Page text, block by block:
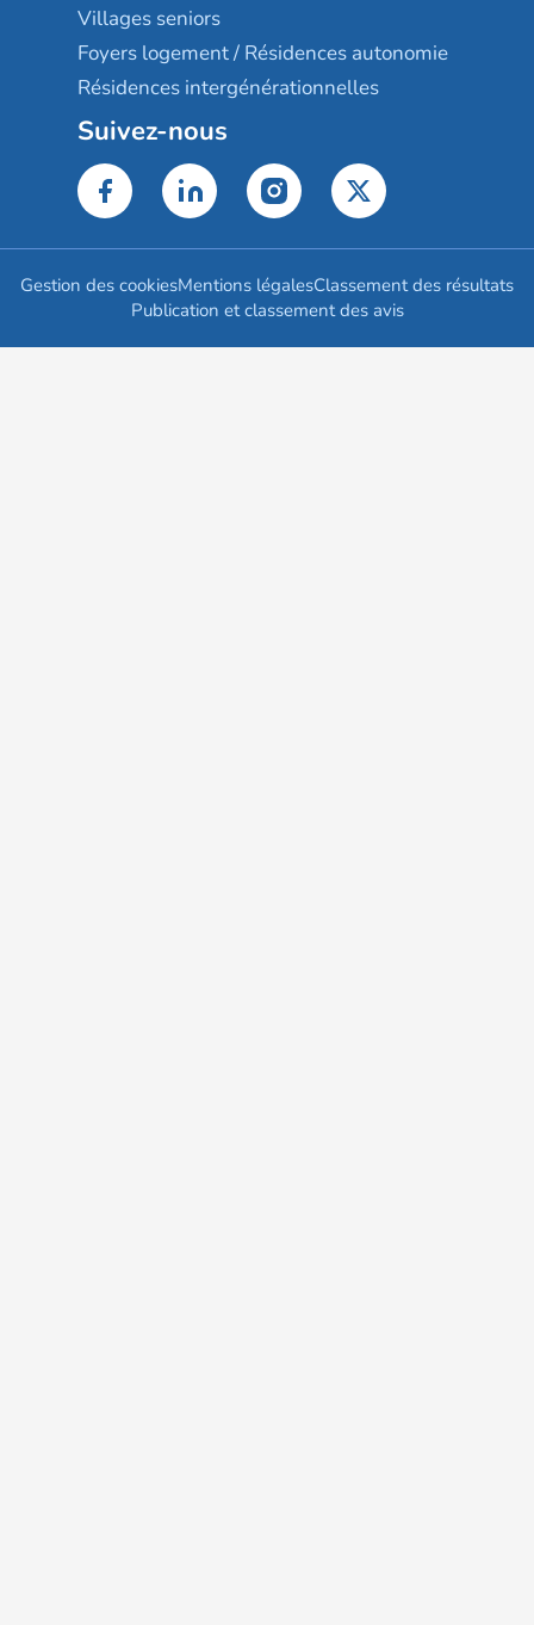
Villages seniors
Foyers logement / Résidences autonomie
Résidences intergénérationnelles
Suivez-nous
Gestion des cookiesMentions légalesClassement des résultats
Publication et classement des avis